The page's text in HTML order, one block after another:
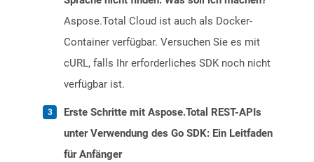
Aspose.Total Cloud ist auch als Docker-
Container verfügbar. Versuchen Sie es mit
cURL, falls Ihr erforderliches SDK noch nicht
verfügbar ist.
Erste Schritte mit Aspose.Total REST-APIs
unter Verwendung des Go SDK: Ein Leitfaden
für Anfänger